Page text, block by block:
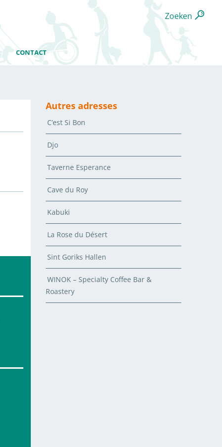
Zoeken
CONTACT
Autres adresses
C’est Si Bon
Djo
Taverne Esperance
Cave du Roy
Kabuki
La Rose du Désert
Sint Goriks Hallen
WINOK – Specialty Coffee Bar &
Roastery